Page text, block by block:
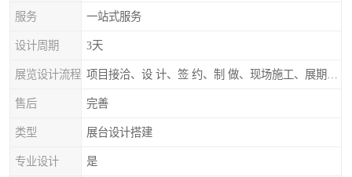
服务 一站式服务
设计周期 3天
展览设计流程
售后 完善
类型 展台设计搭建
专业设计 是